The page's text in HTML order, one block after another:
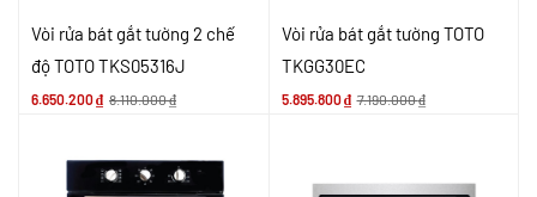
Vòi rửa bát gắt tường 2 chế
độ TOTO TKS05316J
6.650.200₫ 8.110.000₫
Vòi rửa bát gắt tường TOTO
TKGG30EC
5.895.800₫ 7.190.000₫